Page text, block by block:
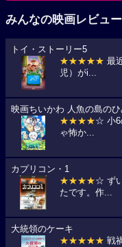
みんなの映画レビュー
トイ・ストーリー5
★★★★★ 最
児）がi...
映画ちいかわ 人魚の島のひ
★★★★☆ 小6
ゃ怖か...
カプリコン・1
★★★★☆ ず
たです。作...
大統領のケーキ
★★★★★ 戦